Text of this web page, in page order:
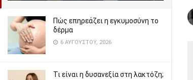
Πώς επηρεάζει η εγκυμοσύνη το
δέρμα
6 ΑΥΓΟΎΣΤΟΥ, 2026
Τι είναι η δυσανεξία στη λακτόζη;